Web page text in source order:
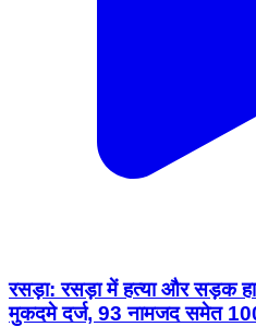
रसड़ा: रसड़ा में हत्या और सड़क
मुकदमे दर्ज, 93 नामजद समेत 100